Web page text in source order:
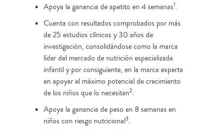
Apoya la ganancia de apetito en 4 semanas1.
Cuenta con resultados comprobados por más
de 25 estudios clínicos y 30 años de
investigación, consolidándose como la marca
líder del mercado de nutrición especializada
infantil y por consiguiente, en la marca experta
en apoyar el máximo potencial de crecimiento
de los niños que lo necesitan2.
Apoya la ganancia de peso en 8 semanas en
niños con riesgo nutricional3.